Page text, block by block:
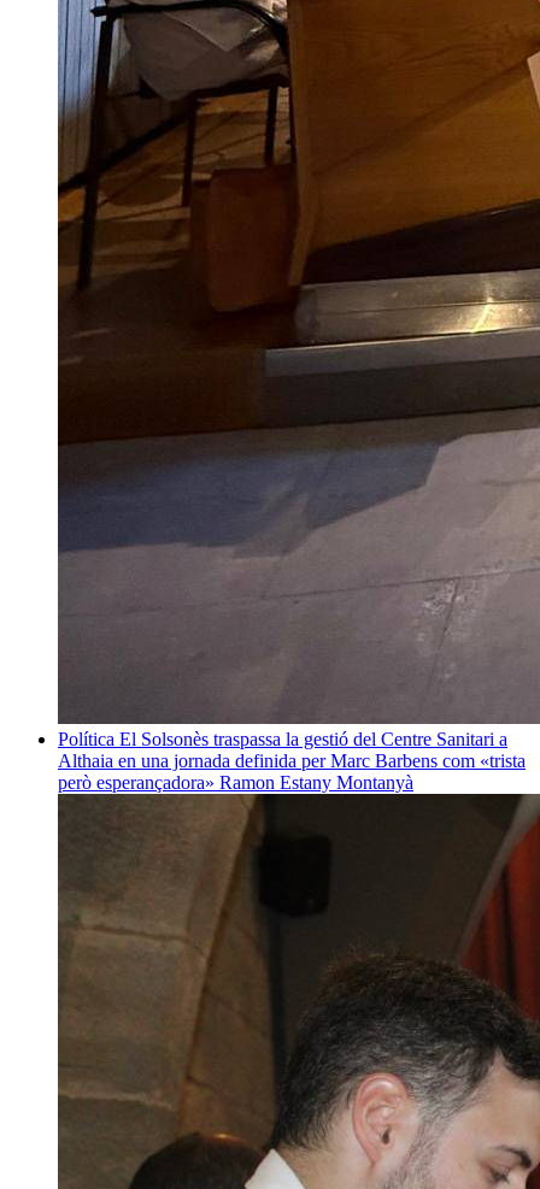
Política El Solsonès traspassa la gestió del Centre Sanitari a
Althaia en una jornada definida per Marc Barbens com «trista
però esperançadora» Ramon Estany Montanyà